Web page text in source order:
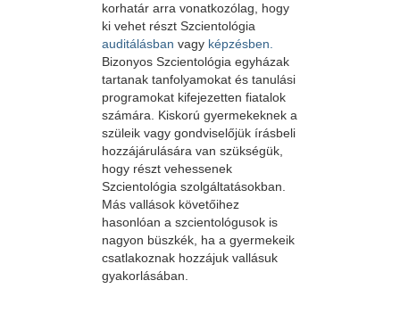
korhatár arra vonatkozólag, hogy
ki vehet részt Szcientológia
auditálásban vagy képzésben.
Bizonyos Szcientológia egyházak
tartanak tanfolyamokat és tanulási
programokat kifejezetten fiatalok
számára. Kiskorú gyermekeknek a
szüleik vagy gondviselőjük írásbeli
hozzájárulására van szükségük,
hogy részt vehessenek
Szcientológia szolgáltatásokban.
Más vallások követőihez
hasonlóan a szcientológusok is
nagyon büszkék, ha a gyermekeik
csatlakoznak hozzájuk vallásuk
gyakorlásában.